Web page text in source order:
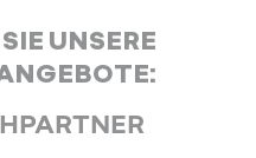
UNSERE